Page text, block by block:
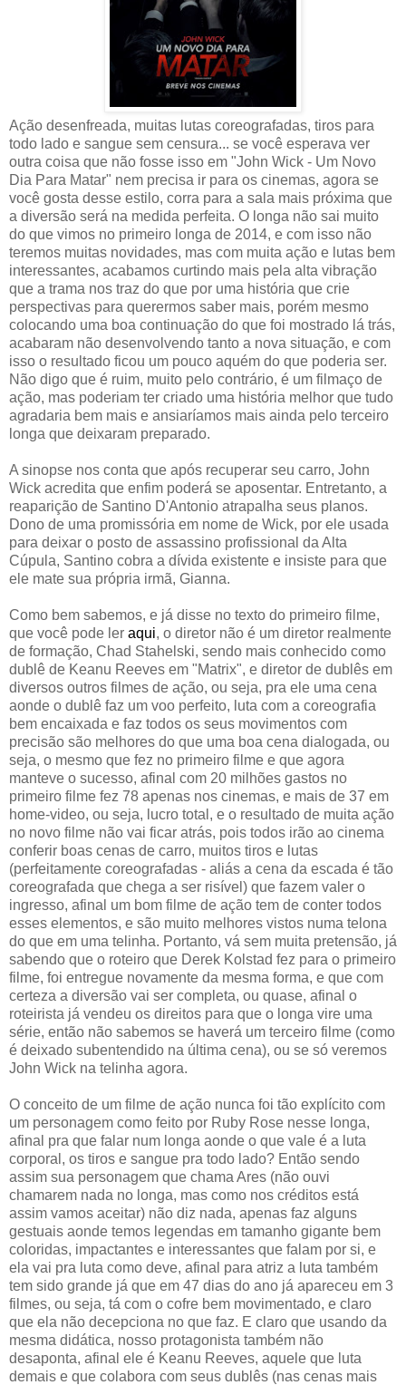
Ação desenfreada, muitas lutas coreografadas, tiros para
todo lado e sangue sem censura... se você esperava ver
outra coisa que não fosse isso em "John Wick - Um Novo
Dia Para Matar" nem precisa ir para os cinemas, agora se
você gosta desse estilo, corra para a sala mais próxima que
a diversão será na medida perfeita. O longa não sai muito
do que vimos no primeiro longa de 2014, e com isso não
teremos muitas novidades, mas com muita ação e lutas bem
interessantes, acabamos curtindo mais pela alta vibração
que a trama nos traz do que por uma história que crie
perspectivas para querermos saber mais, porém mesmo
colocando uma boa continuação do que foi mostrado lá trás,
acabaram não desenvolvendo tanto a nova situação, e com
isso o resultado ficou um pouco aquém do que poderia ser.
Não digo que é ruim, muito pelo contrário, é um filmaço de
ação, mas poderiam ter criado uma história melhor que tudo
agradaria bem mais e ansiaríamos mais ainda pelo terceiro
longa que deixaram preparado.
A sinopse nos conta que após recuperar seu carro, John
Wick acredita que enfim poderá se aposentar. Entretanto, a
reaparição de Santino D'Antonio atrapalha seus planos.
Dono de uma promissória em nome de Wick, por ele usada
para deixar o posto de assassino profissional da Alta
Cúpula, Santino cobra a dívida existente e insiste para que
ele mate sua própria irmã, Gianna.
Como bem sabemos, e já disse no texto do primeiro filme,
que você pode ler aqui, o diretor não é um diretor realmente
de formação, Chad Stahelski, sendo mais conhecido como
dublê de Keanu Reeves em "Matrix", e diretor de dublês em
diversos outros filmes de ação, ou seja, pra ele uma cena
aonde o dublê faz um voo perfeito, luta com a coreografia
bem encaixada e faz todos os seus movimentos com
precisão são melhores do que uma boa cena dialogada, ou
seja, o mesmo que fez no primeiro filme e que agora
manteve o sucesso, afinal com 20 milhões gastos no
primeiro filme fez 78 apenas nos cinemas, e mais de 37 em
home-video, ou seja, lucro total, e o resultado de muita ação
no novo filme não vai ficar atrás, pois todos irão ao cinema
conferir boas cenas de carro, muitos tiros e lutas
(perfeitamente coreografadas - aliás a cena da escada é tão
coreografada que chega a ser risível) que fazem valer o
ingresso, afinal um bom filme de ação tem de conter todos
esses elementos, e são muito melhores vistos numa telona
do que em uma telinha. Portanto, vá sem muita pretensão, já
sabendo que o roteiro que Derek Kolstad fez para o primeiro
filme, foi entregue novamente da mesma forma, e que com
certeza a diversão vai ser completa, ou quase, afinal o
roteirista já vendeu os direitos para que o longa vire uma
série, então não sabemos se haverá um terceiro filme (como
é deixado subentendido na última cena), ou se só veremos
John Wick na telinha agora.
O conceito de um filme de ação nunca foi tão explícito com
um personagem como feito por Ruby Rose nesse longa,
afinal pra que falar num longa aonde o que vale é a luta
corporal, os tiros e sangue pra todo lado? Então sendo
assim sua personagem que chama Ares (não ouvi
chamarem nada no longa, mas como nos créditos está
assim vamos aceitar) não diz nada, apenas faz alguns
gestuais aonde temos legendas em tamanho gigante bem
coloridas, impactantes e interessantes que falam por si, e
ela vai pra luta como deve, afinal para atriz a luta também
tem sido grande já que em 47 dias do ano já apareceu em 3
filmes, ou seja, tá com o cofre bem movimentado, e claro
que ela não decepciona no que faz. E claro que usando da
mesma didática, nosso protagonista também não
desaponta, afinal ele é Keanu Reeves, aquele que luta
demais e que colabora com seus dublês (nas cenas mais